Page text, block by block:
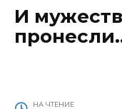
И
НА ЧТЕНИЕ